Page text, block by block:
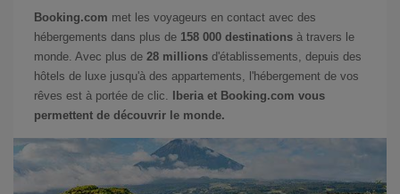
Booking.com met les voyageurs en contact avec des
hébergements dans plus de 158 000 destinations à travers le
monde. Avec plus de 28 millions d'établissements, depuis des
hôtels de luxe jusqu'à des appartements, l'hébergement de vos
rêves est à portée de clic.
Iberia et Booking.com vous
permettent de découvrir le monde.